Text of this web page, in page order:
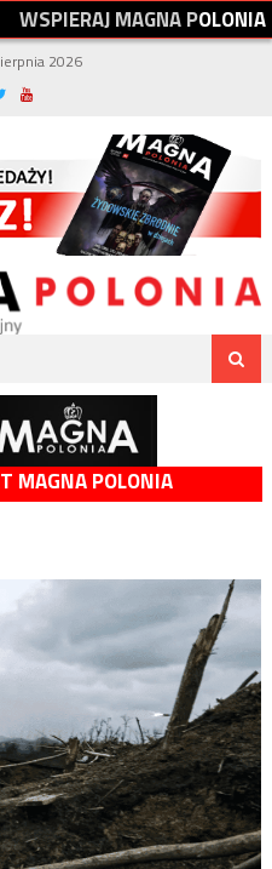
WSPIERAJMAGNAPOLONIA
2026
MAGNA POLONIA